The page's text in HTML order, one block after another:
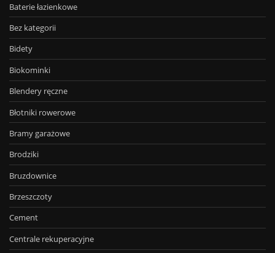
Baterie łazienkowe
Bez kategorii
Bidety
Biokominki
Blendery ręczne
Błotniki rowerowe
Bramy garażowe
Brodziki
Bruzdownice
Brzeszczoty
Cement
Centrale rekuperacyjne